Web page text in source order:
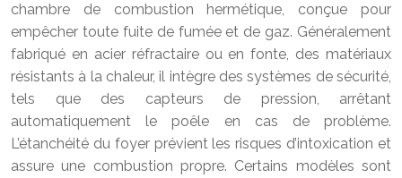
chambre de combustion hermétique, conçue pour
empêcher toute fuite de fumée et de gaz. Généralement
fabriqué en acier réfractaire ou en fonte, des matériaux
résistants à la chaleur, il intègre des systèmes de sécurité,
tels que des capteurs de pression, arrêtant
automatiquement le poêle en cas de problème.
L’étanchéité du foyer prévient les risques d’intoxication et
assure une combustion propre. Certains modèles sont